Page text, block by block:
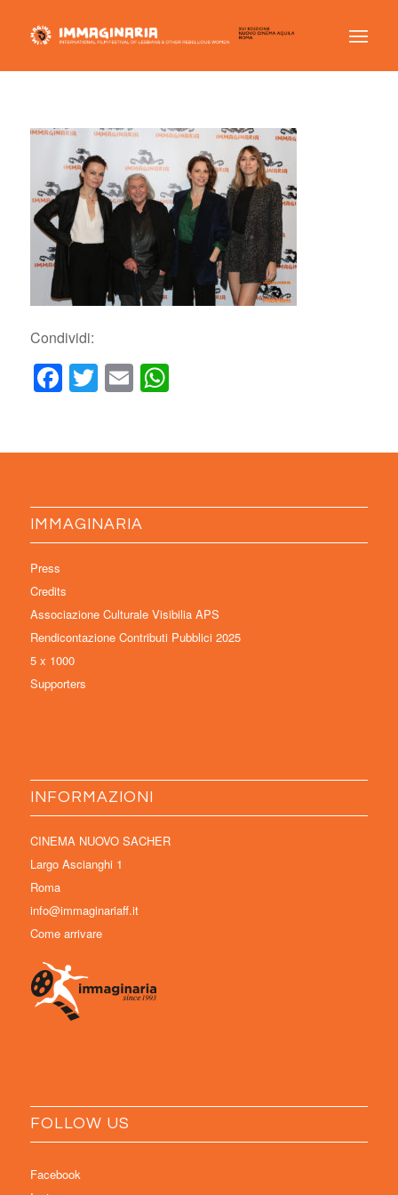
Condividi:
Facebook
Twitter
EmailWhatsApp
IMMAGINARIA
Press
Credits
Associazione Culturale Visibilia APS
Rendicontazione Contributi Pubblici 2025
5 x 1000
Supporters
INFORMAZIONI
CINEMA NUOVO SACHER
Largo Ascianghi 1
Roma
info@immaginariaff.it
Come arrivare
FOLLOW US
Facebook